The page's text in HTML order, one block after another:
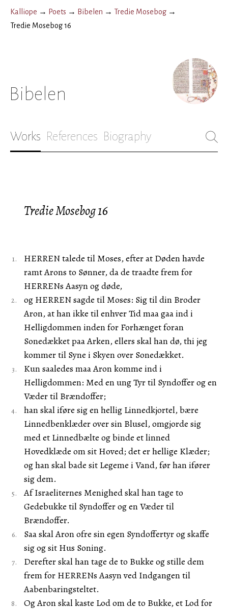
Kalliope → Poets → Bibelen → Tredie Mosebog →
Tredie Mosebog 16
Bibelen
Works References Biography
Tredie Mosebog 16
HERREN talede til Moses, efter at Døden havde
ramt Arons to Sønner, da de traadte frem for
HERRENs Aasyn og døde,
og HERREN sagde til Moses: Sig til din Broder
Aron, at han ikke til enhver Tid maa gaa ind i
Helligdommen inden for Forhænget foran
Sonedækket paa Arken, ellers skal han dø, thi jeg
kommer til Syne i Skyen over Sonedækket.
Kun saaledes maa Aron komme ind i
Helligdommen: Med en ung Tyr til Syndoffer og en
Væder til Brændoffer;
han skal iføre sig en hellig Linnedkjortel, bære
Linnedbenklæder over sin Blusel, omgjorde sig
med et Linnedbælte og binde et linned
Hovedklæde om sit Hoved; det er hellige Klæder;
og han skal bade sit Legeme i Vand, før han ifører
sig dem.
Af Israeliternes Menighed skal han tage to
Gedebukke til Syndoffer og en Væder til
Brændoffer.
Saa skal Aron ofre sin egen Syndoffertyr og skaffe
sig og sit Hus Soning.
Derefter skal han tage de to Bukke og stille dem
frem for HERRENs Aasyn ved Indgangen til
Aabenbaringsteltet.
Og Aron skal kaste Lod om de to Bukke, et Lod for